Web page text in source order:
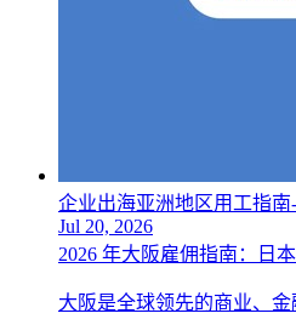
企业出海亚洲地区用工指南
Jul 20, 2026
2026 年大阪雇佣指南：日
大阪是全球领先的商业、